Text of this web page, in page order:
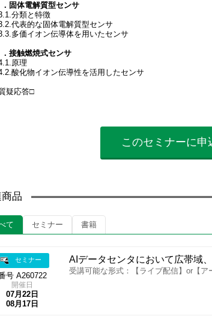
．固体電解質型センサ
分類と特徴
代表的な固体電解質型センサ
多価イオン伝導体を用いたセンサ
．接触燃焼式センサ
原理
酸化物イオン伝導性を活用したセンサ
疑応答□
このセミナーに申
品
て セミナー 書籍
セミナー
号 A260722
開催日
07月22日
08月17日
AIデータセンタにおいて広帯域
受講可能な形式：【ライブ配信】or【ア